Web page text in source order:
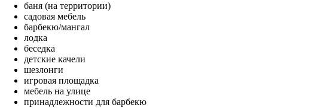
баня (на территории)
садовая мебель
барбекю/мангал
лодка
беседка
детские качели
шезлонги
игровая площадка
мебель на улице
принадлежности для барбекю